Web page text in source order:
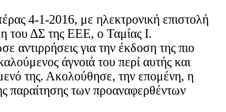
4-1-2016, με ηλεκτρονική επιστολή
του ΔΣ της ΕΕΕ, ο Ταμίας Ι.
αντιρρήσεις για την έκδοση της πιο
άγνοιά του περί αυτής και
της. Ακολούθησε, την επομένη, η
παραίτησης των προαναφερθέντων